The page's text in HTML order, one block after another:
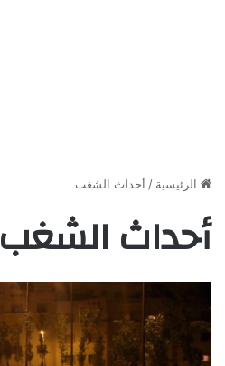
الرئيسية / أحداث الشغب
أحداث الشغب